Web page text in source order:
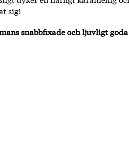
sig!
snabbfixade och ljuvligt